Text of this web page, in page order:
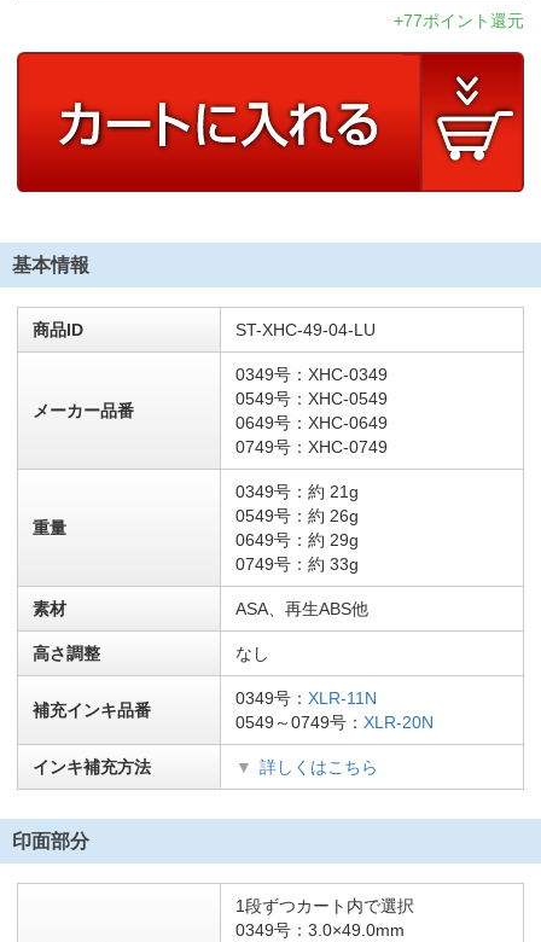
+77ポイント還元
基本情報
商品ID ST-XHC-49-04-LU
メーカー品番
0349号：XHC-0349
0549号：XHC-0549
0649号：XHC-0649
0749号：XHC-0749
重量
0349号：約 21g
0549号：約 26g
0649号：約 29g
0749号：約 33g
素材 ASA、再生ABS他
高さ調整 なし
補充インキ品番
0349号： XLR-11N
0549～0749号： XLR-20N
インキ補充方法 詳しくはこちら
印面部分
1段ずつカート内で選択
0349号：3.0×49.0mm